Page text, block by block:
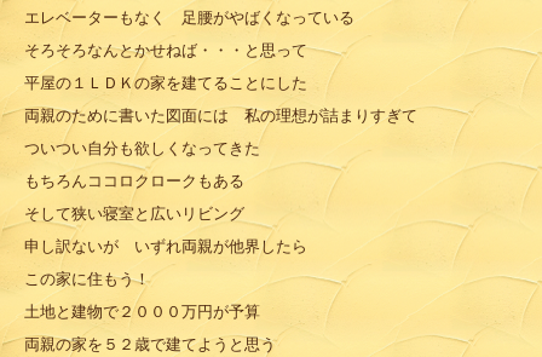
エレベーターもなく 足腰がやばくなっている
そろそろなんとかせねば・・・と思って
平屋の１ＬＤＫの家を建てることにした
両親のために書いた図面には 私の理想が詰まりすぎて
ついつい自分も欲しくなってきた
もちろんココロクロークもある
そして狭い寝室と広いリビング
申し訳ないが いずれ両親が他界したら
この家に住もう！
土地と建物で２０００万円が予算
両親の家を５２歳で建てようと思う